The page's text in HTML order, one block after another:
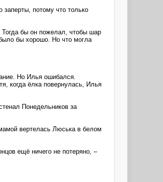
потому что только
бы он пожелал, чтобы шар
бы хорошо. Но что могла
Но Илья ошибался.
когда ёлка повернулась, Илья
Понедельников за
вертелась Люська в белом
ещё ничего не потеряно, –